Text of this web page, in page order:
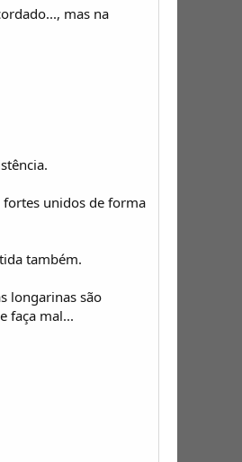
mas na
unidos de forma
também.
longarinas são
faça mal...